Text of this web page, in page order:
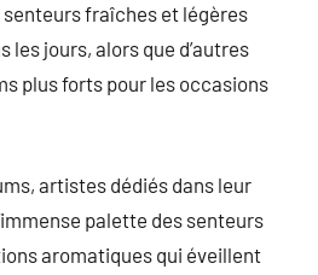
fraîches et légères
les jours, alors que d’autres
plus forts pour les occasions
artistes dédiés dans leur
palette des senteurs
aromatiques qui éveillent